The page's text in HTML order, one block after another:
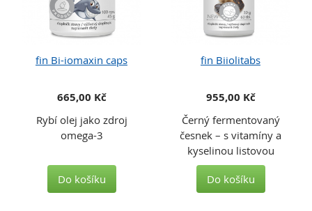
fin Bi-iomaxin caps
665,00 Kč
Rybí olej jako zdroj
omega-3
Do košíku
fin Biiolitabs
955,00 Kč
Černý fermentovaný
česnek – s vitamíny a
kyselinou listovou
Do košíku